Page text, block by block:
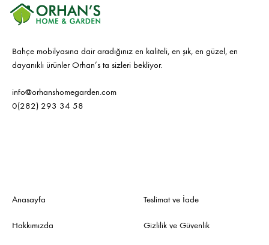
Bahçe mobilyasına dair aradığınız en kaliteli, en şık, en güzel, en
dayanıklı ürünler Orhan’s ta sizleri bekliyor.
info@orhanshomegarden.com
0(282) 293 34 58
Anasayfa
Hakkımızda
Teslimat ve İade
Gizlilik ve Güvenlik